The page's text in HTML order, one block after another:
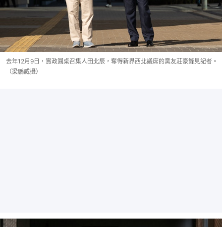
去年12月9日，實政圓桌召集人田北辰，奪得新界西北議席的黨友莊豪鋒見記者。
（梁鵬威攝）